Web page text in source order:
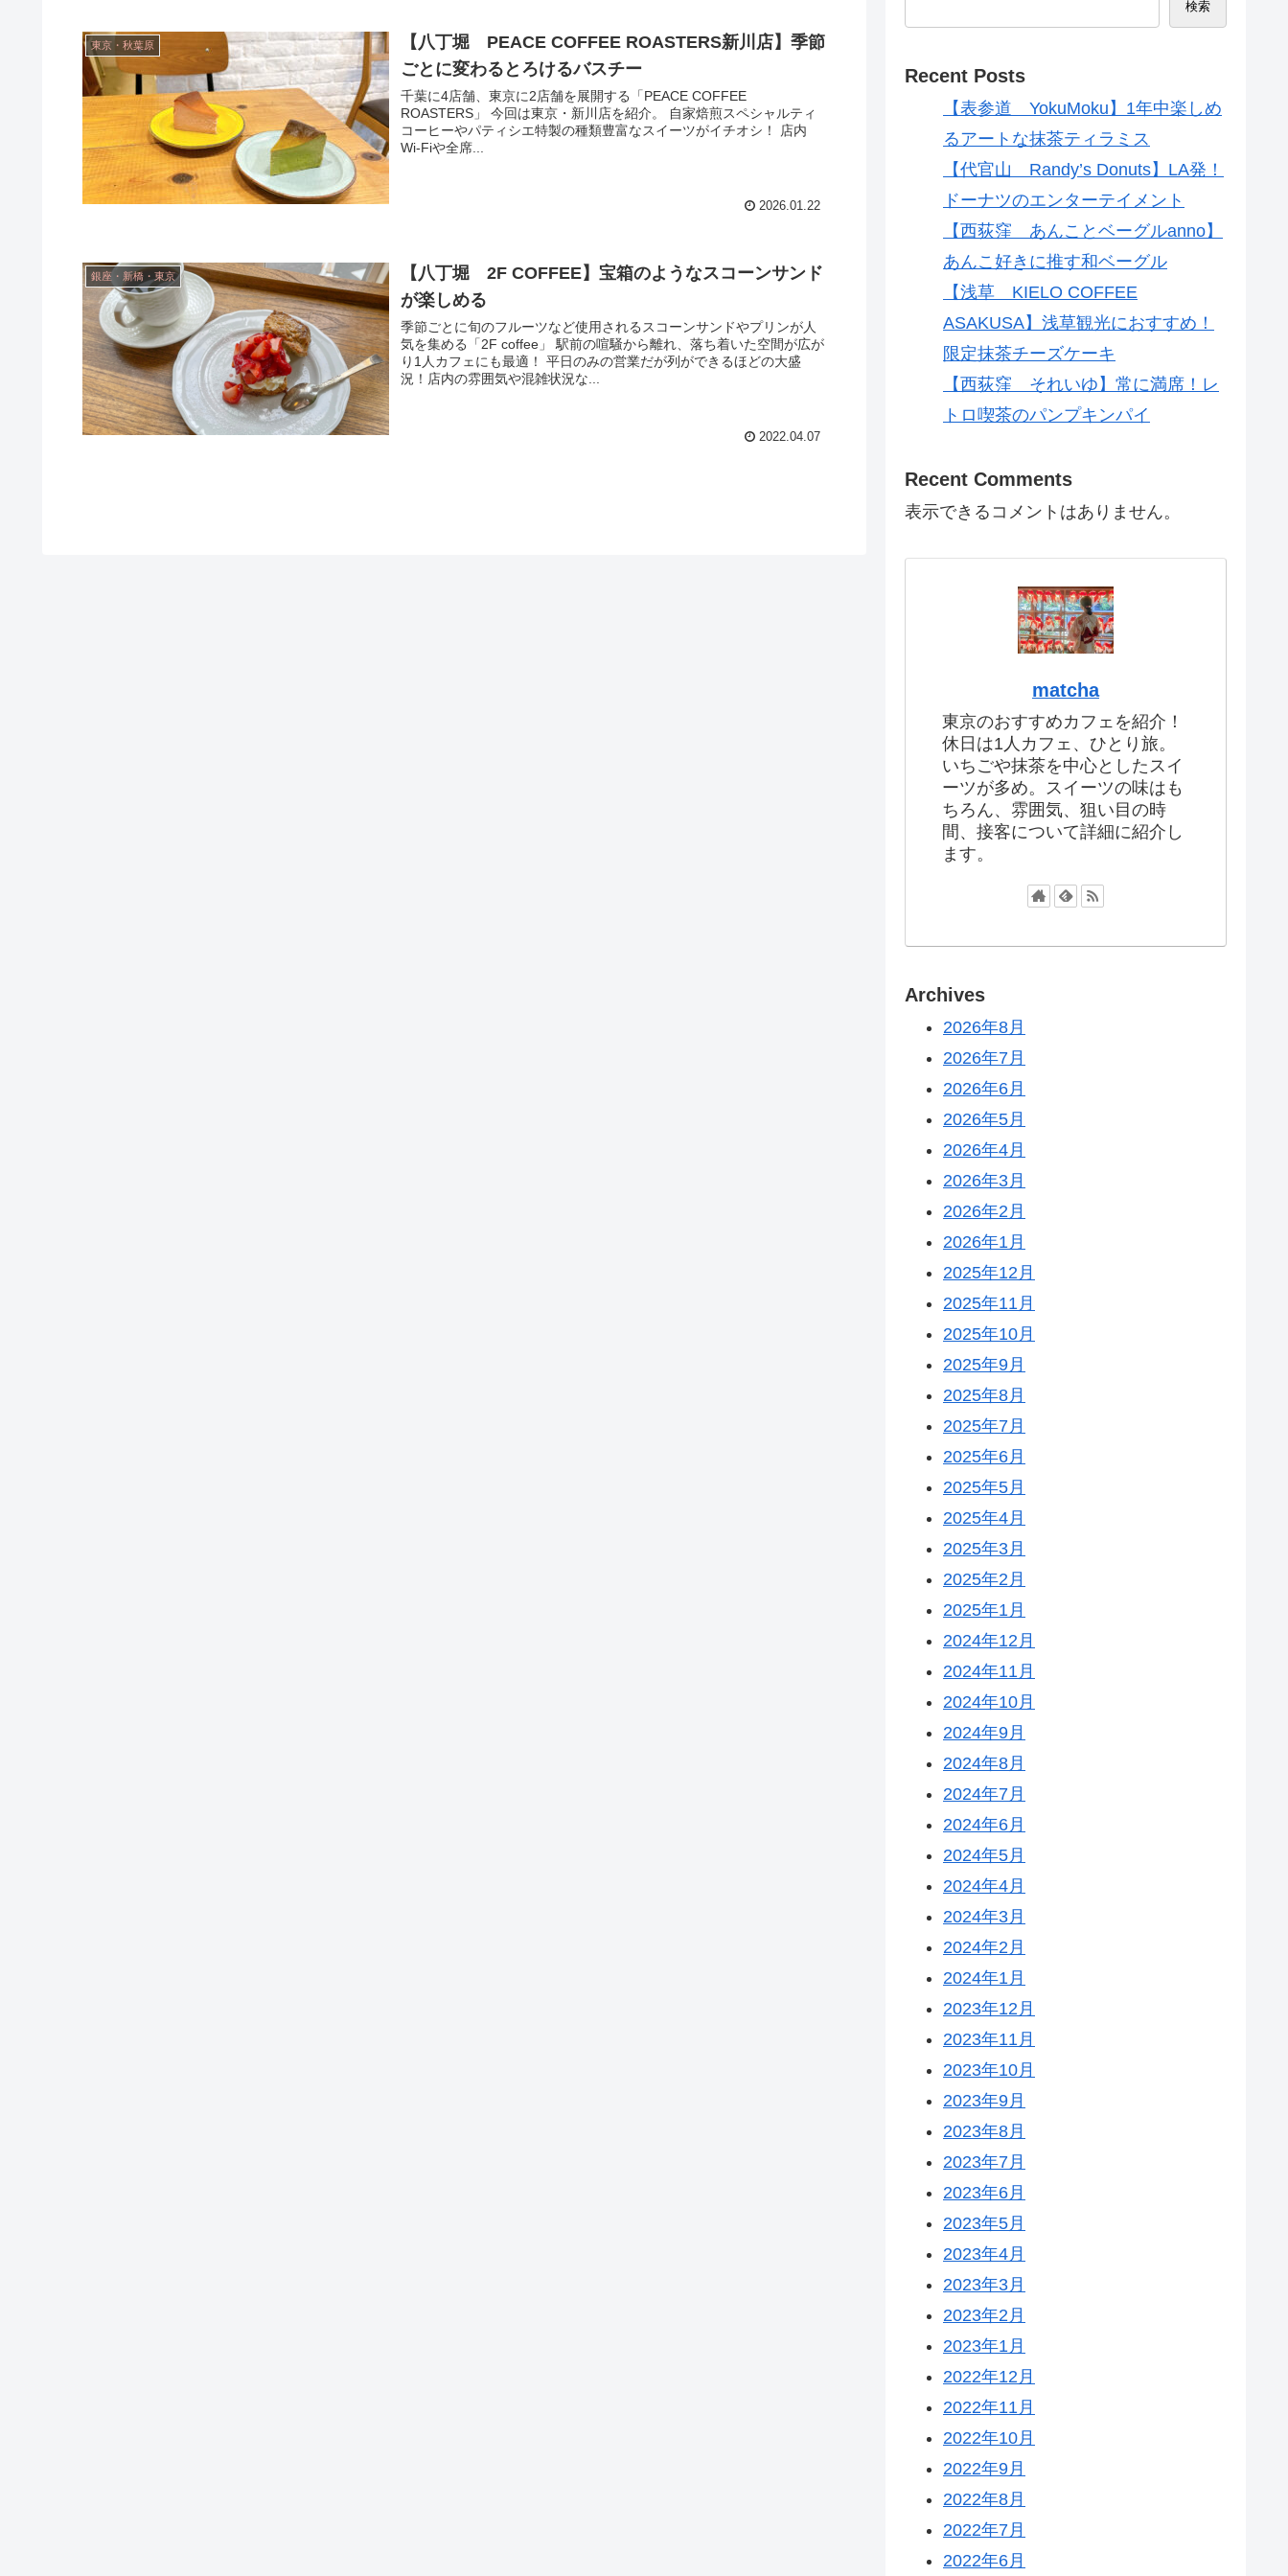
東京・秋葉原
【八丁堀 PEACE COFFEE ROASTERS新川店】季節
ごとに変わるとろけるバスチー
千葉に4店舗、東京に2店舗を展開する「PEACE COFFEE
ROASTERS」 今回は東京・新川店を紹介。 自家焙煎スペシャルティ
コーヒーやパティシエ特製の種類豊富なスイーツがイチオシ！ 店内
Wi-Fiや全席...
2026.01.22
銀座・新橋・東京
【八丁堀 2F COFFEE】宝箱のようなスコーンサンド
が楽しめる
季節ごとに旬のフルーツなど使用されるスコーンサンドやプリンが人
気を集める「2F coffee」 駅前の喧騒から離れ、落ち着いた空間が広が
り1人カフェにも最適！ 平日のみの営業だが列ができるほどの大盛
況！店内の雰囲気や混雑状況な...
2022.04.07
検索
Recent Posts
【表参道 YokuMoku】1年中楽しめ
るアートな抹茶ティラミス
【代官山 Randy’s Donuts】LA発！
ドーナツのエンターテイメント
【西荻窪 あんことベーグルanno】
あんこ好きに推す和ベーグル
【浅草 KIELO COFFEE
ASAKUSA】浅草観光におすすめ！
限定抹茶チーズケーキ
【西荻窪 それいゆ】常に満席！レ
トロ喫茶のパンプキンパイ
Recent Comments
表示できるコメントはありません。
matcha
東京のおすすめカフェを紹介！
休日は1人カフェ、ひとり旅。
いちごや抹茶を中心としたスイ
ーツが多め。スイーツの味はも
ちろん、雰囲気、狙い目の時
間、接客について詳細に紹介し
ます。
Archives
2026年8月
2026年7月
2026年6月
2026年5月
2026年4月
2026年3月
2026年2月
2026年1月
2025年12月
2025年11月
2025年10月
2025年9月
2025年8月
2025年7月
2025年6月
2025年5月
2025年4月
2025年3月
2025年2月
2025年1月
2024年12月
2024年11月
2024年10月
2024年9月
2024年8月
2024年7月
2024年6月
2024年5月
2024年4月
2024年3月
2024年2月
2024年1月
2023年12月
2023年11月
2023年10月
2023年9月
2023年8月
2023年7月
2023年6月
2023年5月
2023年4月
2023年3月
2023年2月
2023年1月
2022年12月
2022年11月
2022年10月
2022年9月
2022年8月
2022年7月
2022年6月